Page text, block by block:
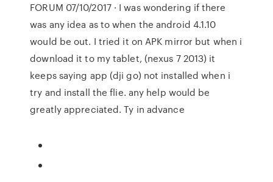
FORUM 07/10/2017 · I was wondering if there
was any idea as to when the android 4.1.10
would be out. I tried it on APK mirror but when i
download it to my tablet, (nexus 7 2013) it
keeps saying app (dji go) not installed when i
try and install the flie. any help would be
greatly appreciated. Ty in advance